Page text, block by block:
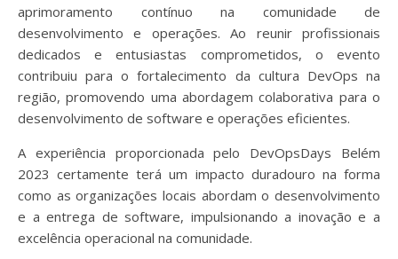
aprimoramento contínuo na comunidade de
desenvolvimento e operações. Ao reunir profissionais
dedicados e entusiastas comprometidos, o evento
contribuiu para o fortalecimento da cultura DevOps na
região, promovendo uma abordagem colaborativa para o
desenvolvimento de software e operações eficientes.
A experiência proporcionada pelo DevOpsDays Belém
2023 certamente terá um impacto duradouro na forma
como as organizações locais abordam o desenvolvimento
e a entrega de software, impulsionando a inovação e a
excelência operacional na comunidade.